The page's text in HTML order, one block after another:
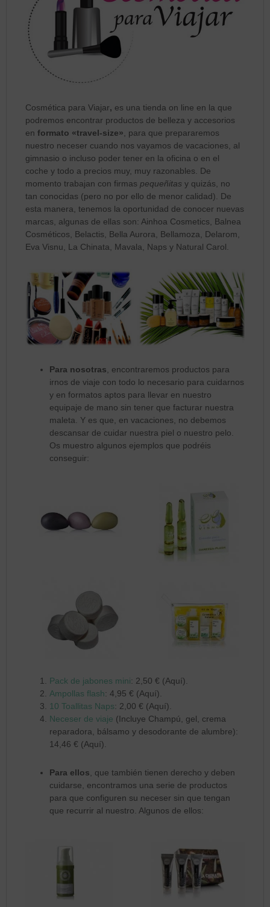
Cosmética para Viajar, es una tienda on line en la que
podremos encontrar productos de belleza y accesorios
enformato «travel-size» , para que prepararemos
nuestro neceser cuando nos vayamos de vacaciones, al
gimnasio o incluso poder tener en la oficina o en el
coche y todo a precios muy, muy razonables. De
momento trabajan con firmas pequeñitas y quizás, no
tan conocidas (pero no por ello de menor calidad). De
esta manera, tenemos la oportunidad de conocer nuevas
marcas, algunas de ellas son: Ainhoa Cosmetics, Balnea
Cosméticos, Belactis, Bella Aurora, Bellamoza, Delarom,
Eva Visnu, La Chinata, Mavala, Naps y Natural Carol.
Para nosotras , encontraremos productos para
irnos de viaje con todo lo necesario para cuidarnos
y en formatos aptos para llevar en nuestro
equipaje de mano sin tener que facturar nuestra
maleta. Y es que, en vacaciones, no debemos
descansar de cuidar nuestra piel o nuestro pelo.
Os muestro algunos ejemplos que podréis
conseguir:
Pack de jabones mini: 2,50 € (Aquí).
Ampollas flash: 4,95 € (Aquí).
10 Toallitas Naps: 2,00 € (Aquí).
Neceser de viaje (Incluye Champú, gel, crema
reparadora, bálsamo y desodorante de alumbre):
14,46 € (Aquí).
Para ellos , que también tienen derecho y deben
cuidarse, encontramos una serie de productos
para que configuren su neceser sin que tengan
que recurrir al nuestro. Algunos de ellos: